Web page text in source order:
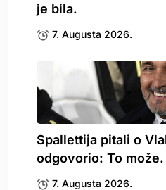
je bila.
7. Augusta 2026.
Spallettija pitali o
odgovorio: To može.
7. Augusta 2026.